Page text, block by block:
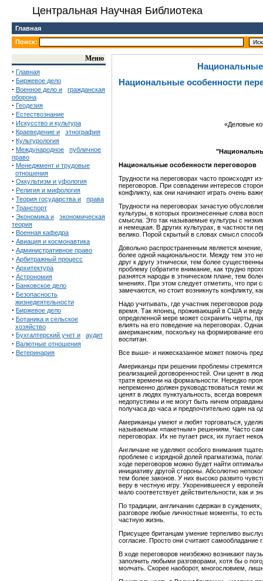
Центральная Научная Библиотека
Главная
Поиск:
Меню
· Главная
· Биржевое дело
· Военное дело и
гражданская
оборона
· Геодезия
· Естествознание
· Искусство и культура
· Краеведение и этнография
· Культурология
· Международное
публичное
право
· Менеджмент и трудовые
отношения
· Оккультизм и уфология
· Религия и мифология
· Теория государства и права
· Транспорт
· Экономика и
экономическая
теория
· Военная кафедра
· Авиация и космонавтика
· Административное право
· Арбитражный процесс
· Архитектура
· Астрономия
· Банковское дело
· Безопасность
жизнедеятельности
· Биржевое дело
· Ботаника и сельское
хозяйство
· Бухгалтерский учет и аудит
· Валютные отношения
· Ветеринария
Национальные
Национальные особенности
«Деловые
"
Национальные особенности переговоров
Трудности на переговорах часто происходят
переговоров. При совпадении интересов
конфликту, как они начинают играть очень
Трудности на переговорах зачастую
культуры, в которых произнесенные слова
смысла. Это так называемые культуры с
и немецкая. В других культурах, в частности
велико. Порой скрытый в словах смысл
Довольно распространенным является
более одной национальности. Между тем это
друг к другу этнически, тем более
проблему (обратите внимание, как трудно
разнятся народы в этническом плане, тем
мнениях. При этом следует отметить, что при
замечаются, но стоит возникнуть конфликту,
Надо учитывать, где участник переговоров
время. Так японец, проживающий в США и
определенной мере может сохранить черты,
влиять на его поведение на переговорах.
американским, поскольку на формирование
воспитан.
Все выше- и нижесказанное может помочь
Американцы при решении проблемы
реализацией договоренностей. Они ценят в
тратя времени на формальности. Нередко
непременно должен руководствоваться теми
ценят в людях пунктуальность, всегда
недопустимы и не могут быть ничем
получаса до часа и предпочтительно один на
Американцы умеют и любят торговаться,
называемым «пакетным» решениям. Часто
переговорах. Их не пугает риск, их пугает
Англичане не уделяют особого внимания
проблеме с изрядной долей прагматизма,
ходе переговоров можно будет найти
инициативу другой стороны. Абсолютно
тем более законов. У них высоко развито
веру в честную игру. Укоренившееся у
мало соответствует действительности, как и
По традиции, англичанин сдержан в суждениях,
разговоре любые личностные моменты, то
частную жизнь.
Присущее британцам умение терпеливо
согласие. Просто они считают самообладание
В ходе переговоров неизбежно возникают
заполнить любыми разговорами, хотя бы о
молчать. Скорее наоборот, многословием,